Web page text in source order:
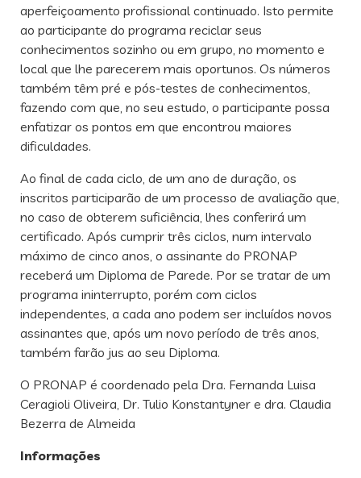
aperfeiçoamento profissional continuado. Isto permite
ao participante do programa reciclar seus
conhecimentos sozinho ou em grupo, no momento e
local que lhe parecerem mais oportunos. Os números
também têm pré e pós-testes de conhecimentos,
fazendo com que, no seu estudo, o participante possa
enfatizar os pontos em que encontrou maiores
dificuldades.
Ao final de cada ciclo, de um ano de duração, os
inscritos participarão de um processo de avaliação que,
no caso de obterem suficiência, lhes conferirá um
certificado. Após cumprir três ciclos, num intervalo
máximo de cinco anos, o assinante do PRONAP
receberá um Diploma de Parede. Por se tratar de um
programa ininterrupto, porém com ciclos
independentes, a cada ano podem ser incluídos novos
assinantes que, após um novo período de três anos,
também farão jus ao seu Diploma.
O PRONAP é coordenado pela Dra. Fernanda Luisa
Ceragioli Oliveira, Dr. Tulio Konstantyner e dra. Claudia
Bezerra de Almeida
Informações